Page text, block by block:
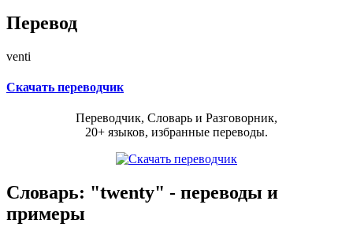
Перевод
venti
Скачать переводчик
Переводчик, Словарь и Разговорник,
20+ языков, избранные переводы.
Словарь: "twenty" - переводы и
примеры